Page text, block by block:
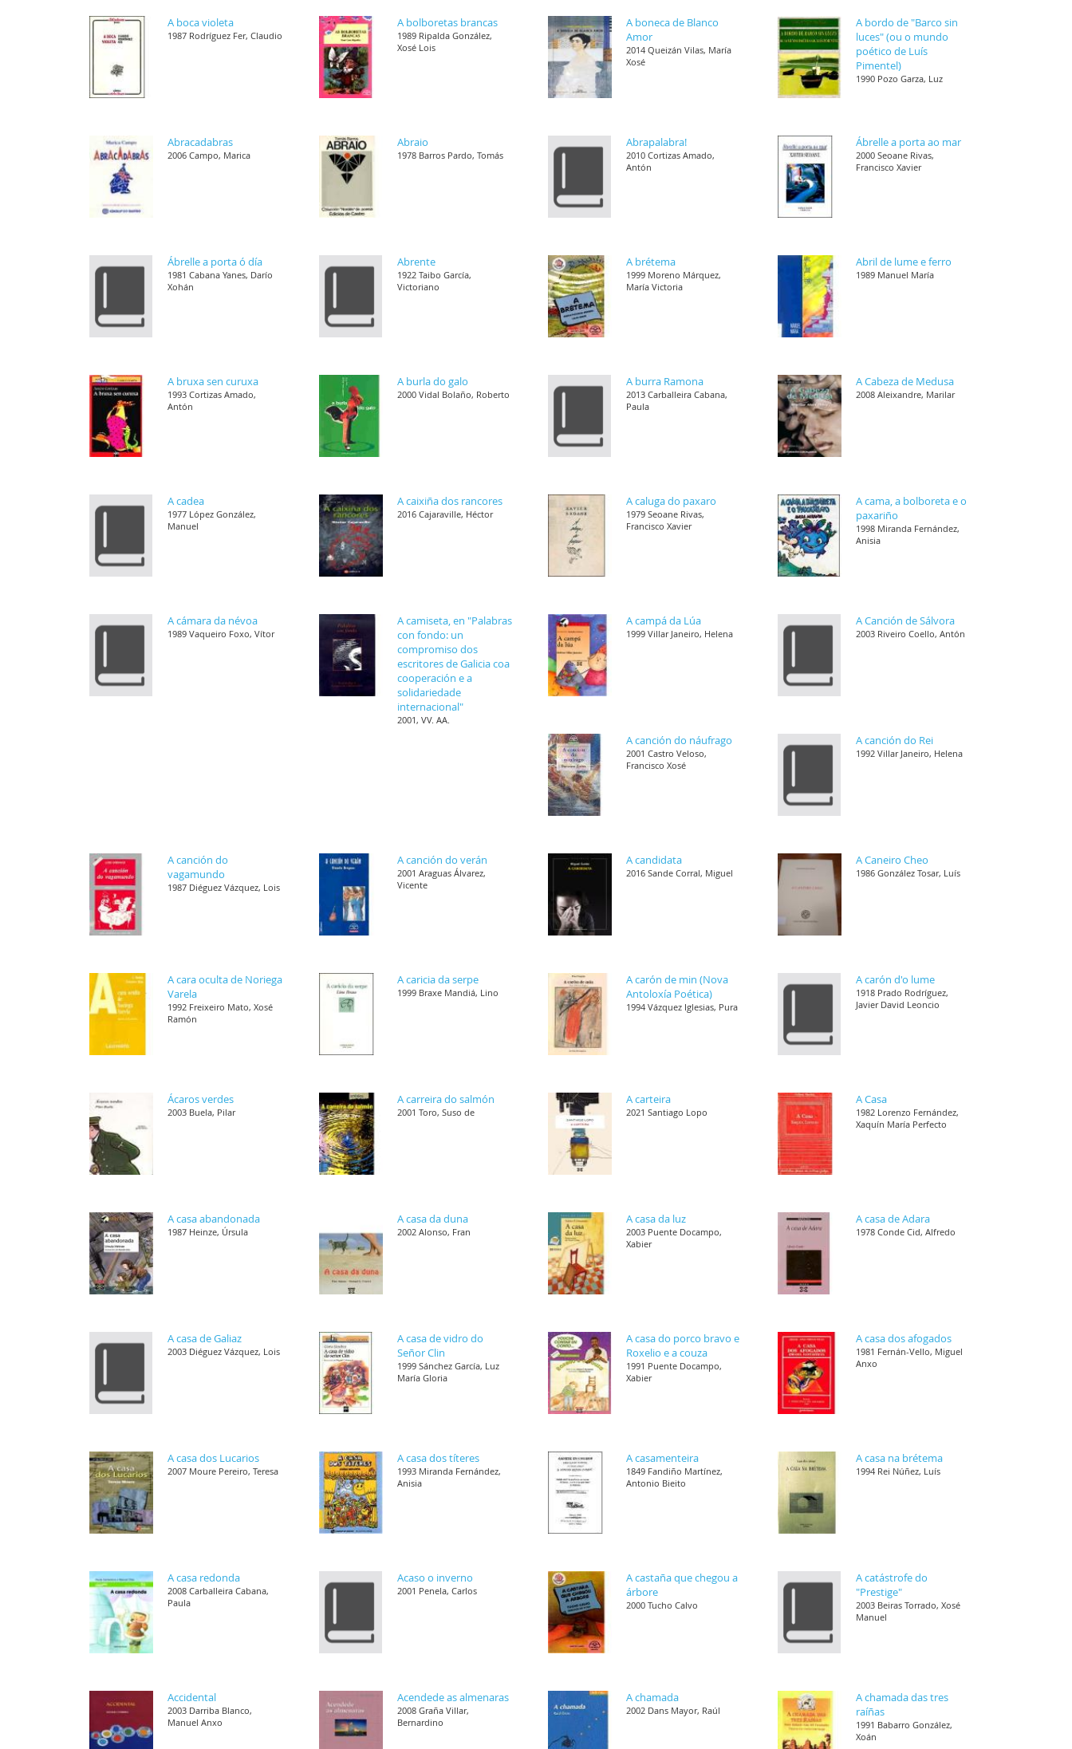
A boca violeta
1987 Rodríguez Fer, Claudio
A bolboretas brancas
1989 Ripalda González,
Xosé Lois
A boneca de Blanco
Amor
2014 Queizán Vilas, María
Xosé
A bordo de "Barco sin
luces" (ou o mundo
poético de Luís
Pimentel)
1990 Pozo Garza, Luz
Abracadabras
2006 Campo, Marica
Abraio
1978 Barros Pardo, Tomás
Abrapalabra!
2010 Cortizas Amado,
Antón
Ábrelle a porta ao mar
2000 Seoane Rivas,
Francisco Xavier
Ábrelle a porta ó día
1981 Cabana Yanes, Darío
Xohán
Abrente
1922 Taibo García,
Victoriano
A brétema
1999 Moreno Márquez,
María Victoria
Abril de lume e ferro
1989 Manuel María
A bruxa sen curuxa
1993 Cortizas Amado,
Antón
A burla do galo
2000 Vidal Bolaño, Roberto
A burra Ramona
2013 Carballeira Cabana,
Paula
A Cabeza de Medusa
2008 Aleixandre, Marilar
A cadea
1977 López González,
Manuel
A caixiña dos rancores
2016 Cajaraville, Héctor
A caluga do paxaro
1979 Seoane Rivas,
Francisco Xavier
A cama, a bolboreta e o
paxariño
1998 Miranda Fernández,
Anisia
A cámara da névoa
1989 Vaqueiro Foxo, Vítor
A camiseta, en "Palabras
con fondo: un
compromiso dos
escritores de Galicia coa
cooperación e a
solidariedade
internacional"
2001, VV. AA.
A campá da Lúa
1999 Villar Janeiro, Helena
A Canción de Sálvora
2003 Riveiro Coello, Antón
A canción do náufrago
2001 Castro Veloso,
Francisco Xosé
A canción do Rei
1992 Villar Janeiro, Helena
A canción do
vagamundo
1987 Diéguez Vázquez, Lois
A canción do verán
2001 Araguas Álvarez,
Vicente
A candidata
2016 Sande Corral, Miguel
A Caneiro Cheo
1986 González Tosar, Luís
A cara oculta de Noriega
Varela
1992 Freixeiro Mato, Xosé
Ramón
A caricia da serpe
1999 Braxe Mandiá, Lino
A carón de min (Nova
Antoloxía Poética)
1994 Vázquez Iglesias, Pura
A carón d'o lume
1918 Prado Rodríguez,
Javier David Leoncio
Ácaros verdes
2003 Buela, Pilar
A carreira do salmón
2001 Toro, Suso de
A carteira
2021 Santiago Lopo
A Casa
1982 Lorenzo Fernández,
Xaquín María Perfecto
A casa abandonada
1987 Heinze, Úrsula
A casa da duna
2002 Alonso, Fran
A casa da luz
2003 Puente Docampo,
Xabier
A casa de Adara
1978 Conde Cid, Alfredo
A casa de Galiaz
2003 Diéguez Vázquez, Lois
A casa de vidro do
Señor Clin
1999 Sánchez García, Luz
María Gloria
A casa do porco bravo e
Roxelio e a couza
1991 Puente Docampo,
Xabier
A casa dos afogados
1981 Fernán-Vello, Miguel
Anxo
A casa dos Lucarios
2007 Moure Pereiro, Teresa
A casa dos títeres
1993 Miranda Fernández,
Anisia
A casamenteira
1849 Fandiño Martínez,
Antonio Bieito
A casa na brétema
1994 Rei Núñez, Luís
A casa redonda
2008 Carballeira Cabana,
Paula
Acaso o inverno
2001 Penela, Carlos
A castaña que chegou a
árbore
2000 Tucho Calvo
A catástrofe do
"Prestige"
2003 Beiras Torrado, Xosé
Manuel
Accidental
2003 Darriba Blanco,
Manuel Anxo
Acendede as almenaras
2008 Graña Villar,
Bernardino
A chamada
2002 Dans Mayor, Raúl
A chamada das tres
raíñas
1991 Babarro González,
Xoán